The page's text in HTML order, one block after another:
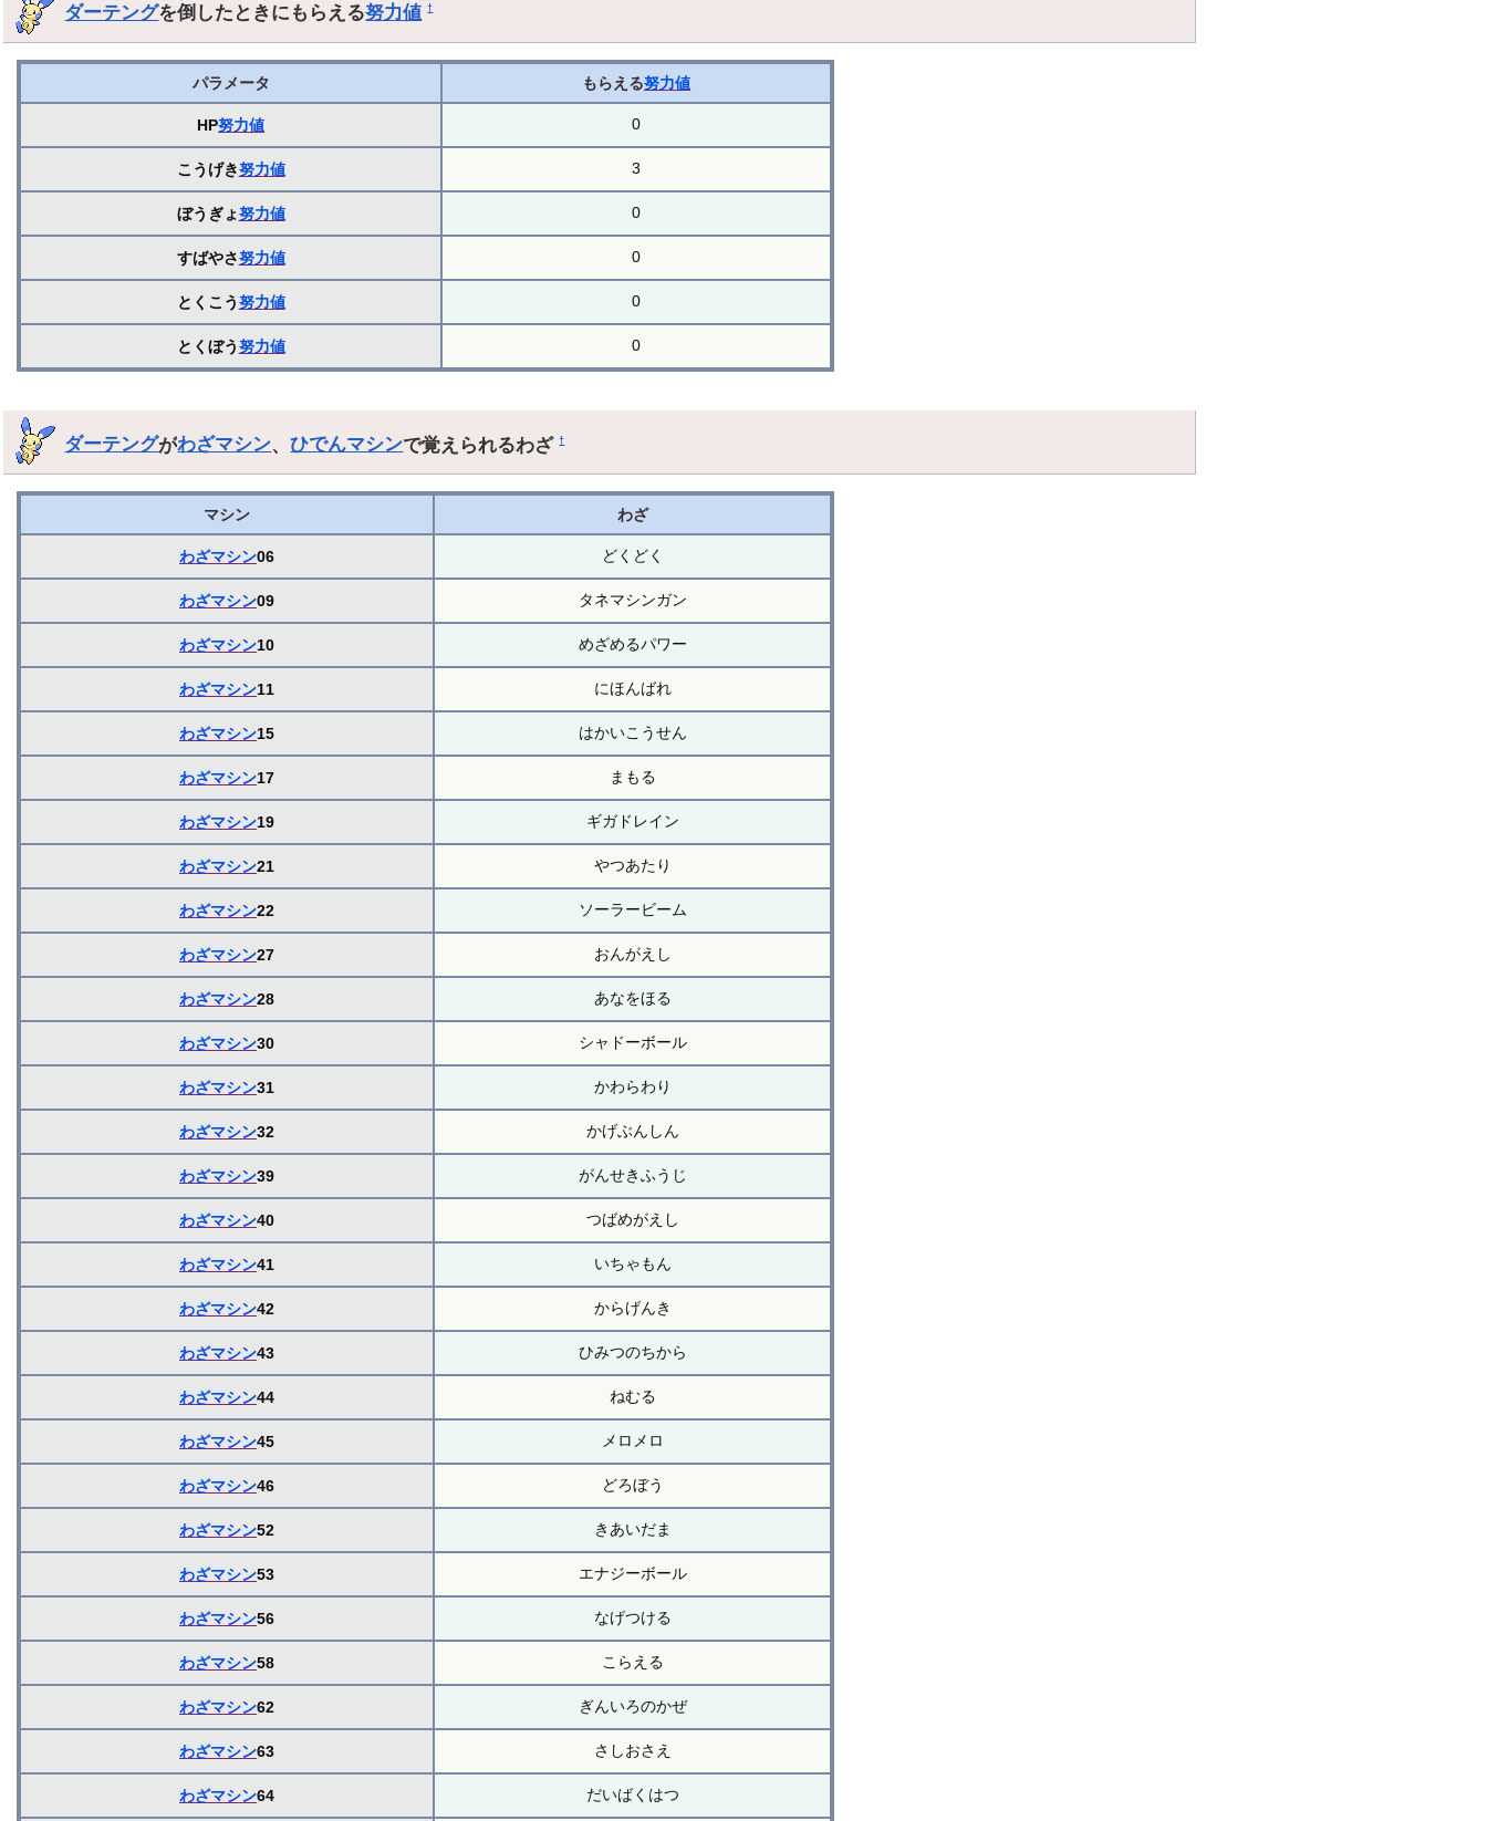
ダーテングを倒したときにもらえる努力値 †
パラメータ もらえる努力値
HP努力値 0
こうげき努力値 3
ぼうぎょ努力値 0
すばやさ努力値 0
とくこう努力値 0
とくぼう努力値 0
ダーテングがわざマシン、ひでんマシンで覚えられるわざ†
マシン わざ
わざマシン06 どくどく
わざマシン09 タネマシンガン
わざマシン10 めざめるパワー
わざマシン11 にほんばれ
わざマシン15 はかいこうせん
わざマシン17 まもる
わざマシン19 ギガドレイン
わざマシン21 やつあたり
わざマシン22 ソーラービーム
わざマシン27 おんがえし
わざマシン28 あなをほる
わざマシン30 シャドーボール
わざマシン31 かわらわり
わざマシン32 かげぶんしん
わざマシン39 がんせきふうじ
わざマシン40 つばめがえし
わざマシン41 いちゃもん
わざマシン42 からげんき
わざマシン43 ひみつのちから
わざマシン44 ねむる
わざマシン45 メロメロ
わざマシン46 どろぼう
わざマシン52 きあいだま
わざマシン53 エナジーボール
わざマシン56 なげつける
わざマシン58 こらえる
わざマシン62 ぎんいろのかぜ
わざマシン63 さしおさえ
わざマシン64 だいばくはつ